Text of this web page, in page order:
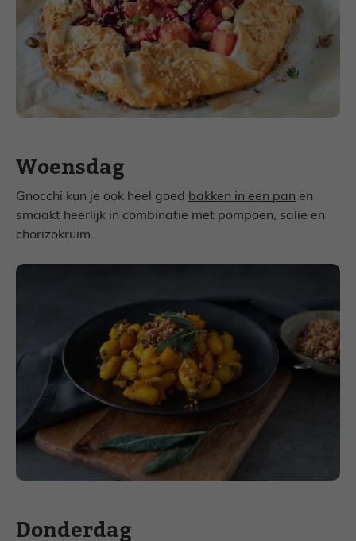
Woensdag
Gnocchi kun je ook heel goed bakken in een pan en
smaakt heerlijk in combinatie met pompoen, salie en
chorizokruim.
Donderdag